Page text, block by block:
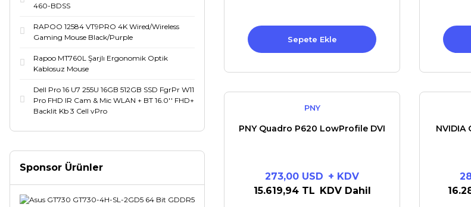
460-BDSS
RAPOO 12584 VT9PRO 4K Wired/Wireless
Gaming Mouse Black/Purple
Rapoo MT760L Şarjlı Ergonomik Optik
Kablosuz Mouse
Dell Pro 16 U7 255U 16GB 512GB SSD FgrPr W11
Pro FHD IR Cam & Mic WLAN + BT 16.0'' FHD+
Backlit Kb 3 Cell vPro
Sponsor Ürünler
Sepete Ekle
PNY
PNY Quadro P620 LowProfile DVI
273,00 USD + KDV
15.619,94 TL KDV Dahil
NVIDIA